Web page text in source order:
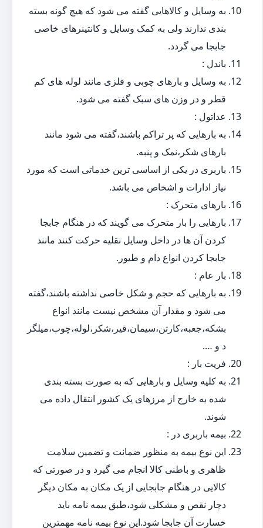
به وسایل و کالاهایی گفته می شود که هیچ گونه بسته
بندی ندارند ولی به کمک وسایل و کانتینرهای خاصی
جابجا می گردد.
باندل :
به وسایل و بارهای چوبی و فلزی مانند لوله های کم
قطر و در وزن های سبک گفته می شود.
عداتول :
به بارهایی که پر تراکم باشند،گفته می شود مانند
بارهای شکر،نمک و پنبه.
باربری در یکی از اساسی ترین خدماتی است که مورد
نیاز ادارات و اشخاص می باشد.
بارهای متحرک :
بارهایی را بار متحرک می گویند که در هنگام جابجا
کردن آن ها در داخل وسایل نقلیه حرکت کنند مانند
جابجا کردن انواع دام و طیور.
بار عام :
به بارهایی که حجم و شکل خاصی نداشته باشند،گفته
می شود و مقدار آن مشخص نیست مانند انواع
بشکه،جعبه،کارتن،سیمان،قیر،شکر،لوله،چوب،میلگر
د و ….
فریت بار :
به کلیه وسایل و بارهایی که به صورت بسته بندی
شده به خارج از مرزهای یک کشور انتقال داده می
شوند.
بیمه باربری در :
این نوع بیمه به منظور ضمانت و تضمین سلامت
ظاهری و باطنی کالا انجام می گیرد و در صورتی که
کالایی در هنگام جابجایی از یک مکان به مکان دیگر
دچار نقص و مشکلی شود،طبق بیمه نامه باید
خسارت آن جابجا شود.این نوع بیمه نامه مهمترین